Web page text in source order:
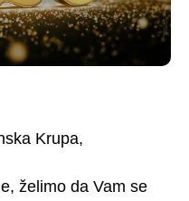
Krupa,
želimo da Vam se